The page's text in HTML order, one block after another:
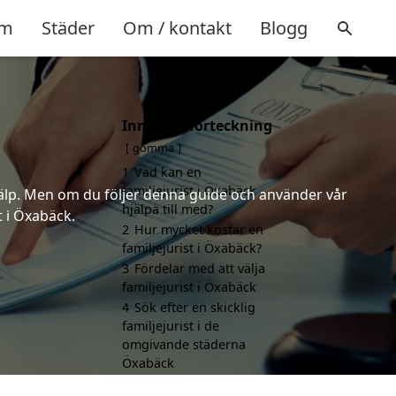
Städer Om / kontakt Blogg
Men om du följer denna guide och använder vår
Öxabäck.
Innehållsförteckning
gömma
1 Vad kan en
familjejurist i Öxabäck
hjälpa till med?
2 Hur mycket kostar en
familjejurist i Öxabäck?
3 Fördelar med att välja
familjejurist i Öxabäck
4 Sök efter en skicklig
familjejurist i de
omgivande städerna
Öxabäck